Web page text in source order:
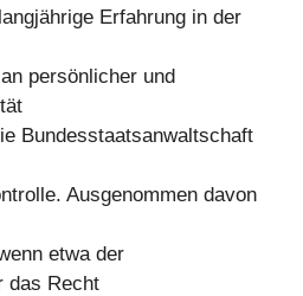
Erfahrung in der
persönlicher und
Bundesstaatsanwaltschaft
Ausgenommen davon
etwa der
das Recht